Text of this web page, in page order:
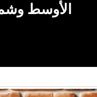
الأوسط